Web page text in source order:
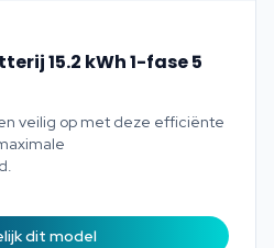
15.2 kWh 1-fase 5
veilig op met deze efficiënte
dit model